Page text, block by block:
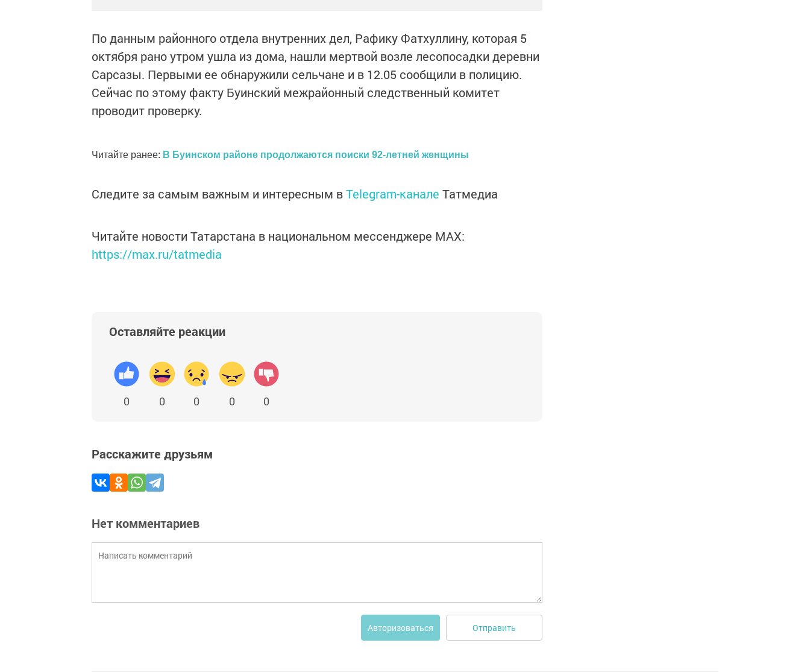
По данным районного отдела внутренних дел, Рафику Фатхуллину, которая 5
октября рано утром ушла из дома, нашли мертвой возле лесопосадки деревни
Сарсазы. Первыми ее обнаружили сельчане и в 12.05 сообщили в полицию.
Сейчас по этому факту Буинский межрайонный следственный комитет
проводит проверку.
Читайте ранее: В Буинском районе продолжаются поиски 92-летней женщины
Следите за самым важным и интересным вTelegram-канале Татмедиа
Читайте новости Татарстана в национальном мессенджере MАХ:
https://max.ru/tatmedia
Оставляйте реакции
0 0 0 0 0
Расскажите друзьям
Нет комментариев
Авторизоваться Отправить